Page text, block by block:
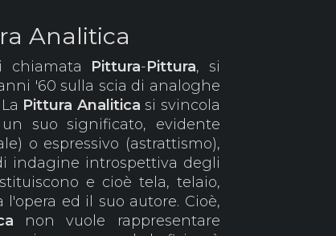
Analitica
chiamata Pittura-Pittura, si
'60 sulla scia di analoghe
Pittura Analitica si svincola
suo significato, evidente
o espressivo (astrattismo),
indagine introspettiva degli
e cioè tela, telaio,
ed il suo autore. Cioè,
non vuole rappresentare